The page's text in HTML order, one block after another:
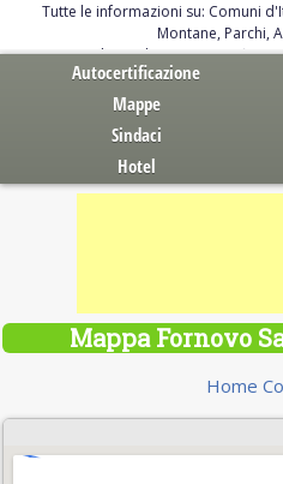
Tutte le informazioni su: Comuni
Montane, Parchi,
Servizi al Cittadino.
Autocertificazione
Mappe
Sindaci
Hotel
Mappa Fornovo
Home